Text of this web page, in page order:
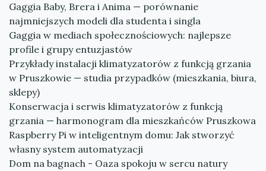
Gaggia Baby, Brera i Anima — porównanie
najmniejszych modeli dla studenta i singla
Gaggia w mediach społecznościowych: najlepsze
profile i grupy entuzjastów
Przykłady instalacji klimatyzatorów z funkcją grzania
w Pruszkowie — studia przypadków (mieszkania, biura,
sklepy)
Konserwacja i serwis klimatyzatorów z funkcją
grzania — harmonogram dla mieszkańców Pruszkowa
Raspberry Pi w inteligentnym domu: Jak stworzyć
własny system automatyzacji
Dom na bagnach - Oaza spokoju w sercu natury